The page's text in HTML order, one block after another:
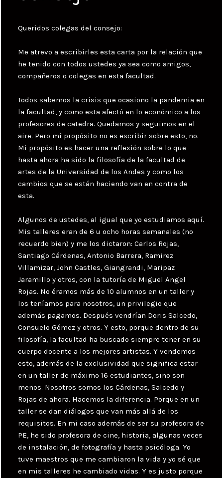
Queridos colegas del consejo:
Me atrevo a escribirles esta carta por la relación que
he tenido con todos ustedes ya sea como amigos,
compañeros o colegas en esta facultad.
Todos sabemos la crisis que ocasiono la pandemia en
la facultad, y como esta afectó en lo económico a los
profesores de catedra. Quedamos y seguimos en el
aire. Pero mi propósito no es escribir sobre esto, no.
Mi propósito es hacer una reflexión sobre lo que
hasta ahora ha sido la filosofía de la facultad de
artes de la Universidad de los Andes y como los
cambios que se están haciendo van en contra de
esta.
Algunos de ustedes, al igual que yo estudiamos aquí.
Mis talleres eran de 6 u ocho horas semanales (no
recuerdo bien) y me los dictaron: Carlos Rojas,
Santiago Cárdenas, Antonio Barrera, Ramirez
Villamizar, John Castles, Giangrandi, Maripaz
Jaramillo y otros, con la tutoría de Miguel Angel
Rojas. No éramos más de 10 alumnos en un taller y
los teníamos para nosotros, un privilegio que
además pagamos. Después vendrían Doris Salcedo,
Consuelo Gómez y otros. Y esto, porque dentro de su
filosofía, la facultad ha buscado siempre tener en su
cuerpo docente a los mejores artistas. Y vendemos
esto, además de la exclusividad que significa estar
en un taller de máximo 16 estudiantes, sino son
menos. Nosotros somos los Cárdenas, Salcedo y
Rojas de ahora. Hacemos la diferencia. Porque en un
taller se dan diálogos que van más allá de los
requisitos. En mi caso además de ser su profesora de
PE, he sido profesora de cine, historia, algunas veces
de instalación, de fotografía y hasta psicóloga. Yo
tuve maestros que me cambiaron la vida y yo sé que
en mis talleres he cambiado vidas. Y es justo porque